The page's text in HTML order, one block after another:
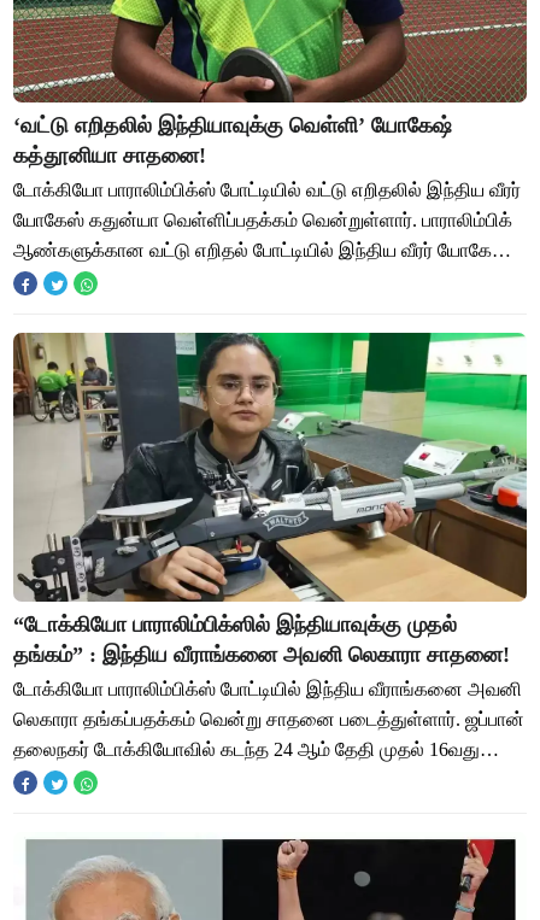
‘வட்டு எறிதலில் இந்தியாவுக்கு வெள்ளி’ யோகேஷ்
கத்தூனியா சாதனை!
டோக்கியோ பாராலிம்பிக்ஸ் போட்டியில் வட்டு எறிதலில் இந்திய வீரர்
யோகேஸ் கதுன்யா வெள்ளிப்பதக்கம் வென்றுள்ளார். பாராலிம்பிக்
ஆண்களுக்கான வட்டு எறிதல் போட்டியில் இந்திய வீரர் யோகேஷ்
கத்துனியா வெள்ளி பதக்க
“டோக்கியோ பாராலிம்பிக்ஸில் இந்தியாவுக்கு முதல்
தங்கம்” : இந்திய வீராங்கனை அவனி லெகாரா சாதனை!
டோக்கியோ பாராலிம்பிக்ஸ் போட்டியில் இந்திய வீராங்கனை அவனி
லெகாரா தங்கப்பதக்கம் வென்று சாதனை படைத்துள்ளார். ஜப்பான்
தலைநகர் டோக்கியோவில் கடந்த 24 ஆம் தேதி முதல் 16வது
பாராலிம்பிக் போட்டிகள் நடந்து வருக